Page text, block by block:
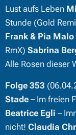
Lust aufs Leben
Stunde (Gold
Frank & Pia Malo
RmX) Sabrina
Alle Rosen dieser
Folge 353
Stade – Im freien
Beatrice Egli –
nicht! Claudia